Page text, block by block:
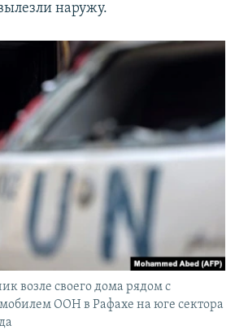
наружу.
возле своего дома рядом с
ООН в Рафахе на юге сектора